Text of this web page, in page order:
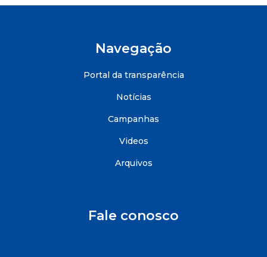
Navegação
Portal da transparência
Notícias
Campanhas
Videos
Arquivos
Fale conosco